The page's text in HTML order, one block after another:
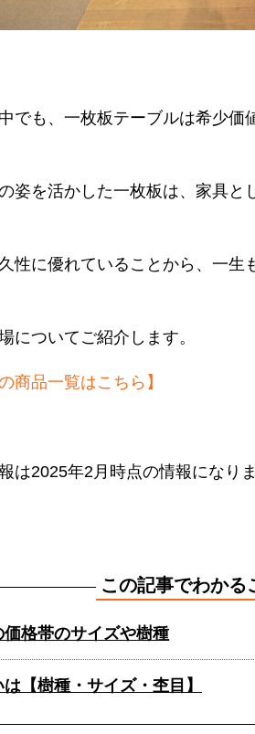
でも、一枚板テーブルは希少価
姿を活かした一枚板は、家具と
性に優れていることから、一生
についてご紹介します。
商品一覧はこちら】
は2025年2月時点の情報になりま
この記事でわかる
価格帯のサイズや樹種
【樹種・サイズ・杢目】